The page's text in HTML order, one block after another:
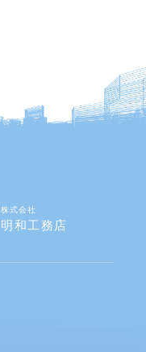
株式会社
明和工務店